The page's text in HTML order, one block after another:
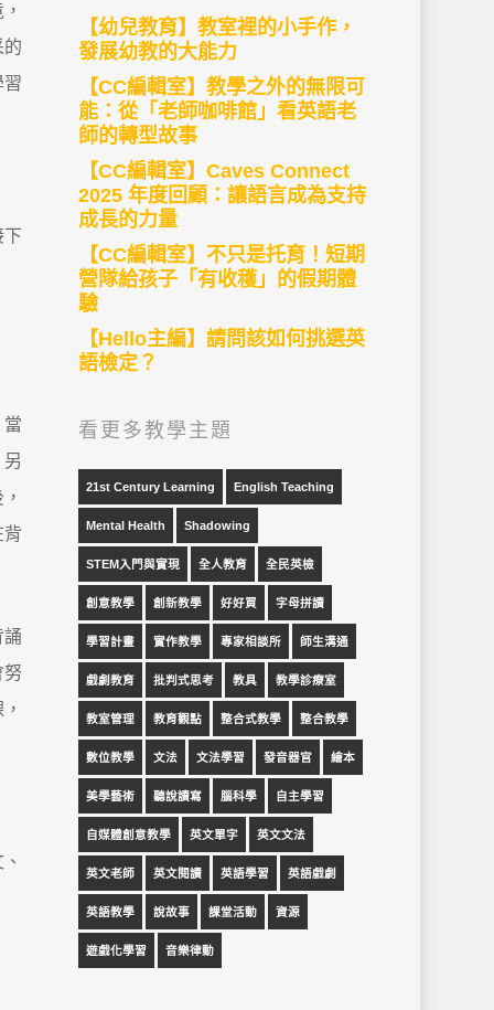
的
習
下
當
背
誦
努
【幼兒教育】教室裡的小手作，
發展幼教的大能力
【CC編輯室】教學之外的無限可
能：從「老師咖啡館」看英語老
師的轉型故事
【CC編輯室】Caves Connect
2025 年度回顧：讓語言成為支持
成長的力量
【CC編輯室】不只是托育！短期
營隊給孩子「有收穫」的假期體
驗
【Hello主編】請問該如何挑選英
語檢定？
看更多教學主題
21st Century Learning English Teaching
Mental Health Shadowing
STEM入門與實現 全人教育 全民英檢
創意教學 創新教學 好好買 字母拼讀
學習計畫 實作教學 專家相談所 師生溝通
戲劇教育 批判式思考 教具 教學診療室
教室管理 教育觀點 整合式教學 整合教學
數位教學 文法 文法學習 發音器官 繪本
美學藝術 聽說讀寫 腦科學 自主學習
自媒體創意教學 英文單字 英文文法
英文老師 英文閱讀 英語學習 英語戲劇
英語教學 說故事 課堂活動 資源
遊戲化學習 音樂律動